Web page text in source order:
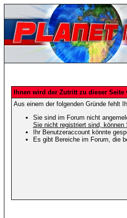
Ihnen wird der Zutritt zu dieser Seite
Aus einem der folgenden Gründe fehlt
Sie sind im Forum nicht
Sie nicht registriert sind, können
Ihr Benutzeraccount könnte
Es gibt Bereiche im Forum, die